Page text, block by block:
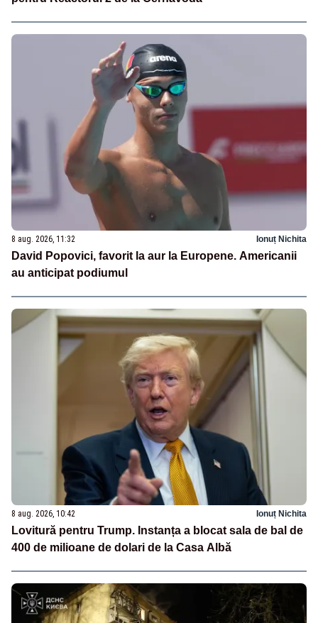
8 aug. 2026, 11:32 Ionuț Nichita
David Popovici, favorit la aur la Europene. Americanii
au anticipat podiumul
8 aug. 2026, 10:42 Ionuț Nichita
Lovitură pentru Trump. Instanța a blocat sala de bal de
400 de milioane de dolari de la Casa Albă